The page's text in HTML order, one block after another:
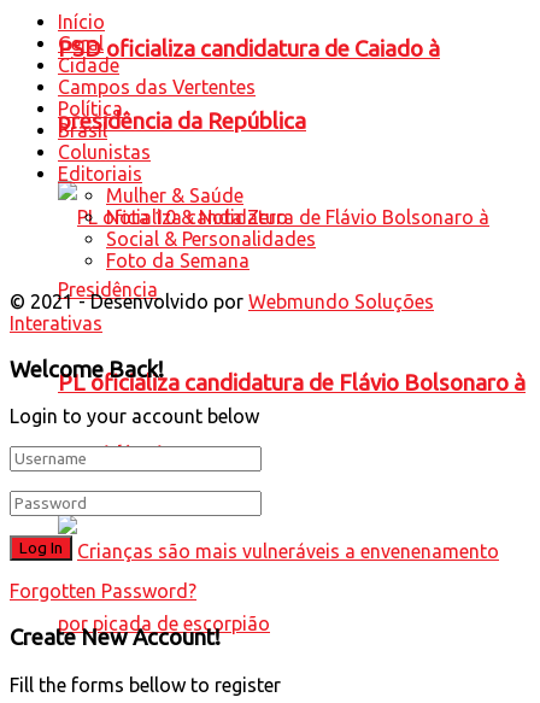
PSD oficializa candidatura de Caiado à
presidência da República
PL oficializa candidatura de Flávio Bolsonaro à
Presidência
Início
Geral
Cidade
Campos das Vertentes
Política
Brasil
Colunistas
Editoriais
Mulher & Saúde
Nota 10 & Nota Zero
Social & Personalidades
Foto da Semana
© 2021 - Desenvolvido por Webmundo Soluções
Interativas
Welcome Back!
Login to your account below
Forgotten Password?
Create New Account!
Fill the forms bellow to register